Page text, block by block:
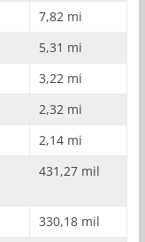
7,82 mi
5,31 mi
3,22 mi
2,32 mi
2,14 mi
431,27 mil
330,18 mil